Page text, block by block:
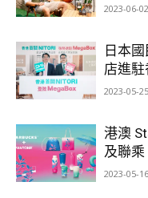
2023-06-02
日本
店進
2023-05-25
港澳
及聯乘
2023-05-16